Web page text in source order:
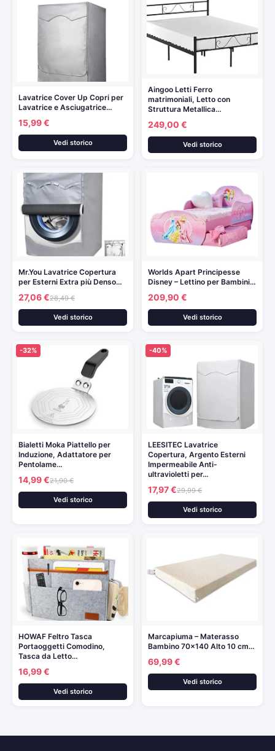
Lavatrice Cover Up Copri per
Lavatrice e Asciugatrice…
15,99 €
Vedi storico
Aingoo Letti Ferro
matrimoniali, Letto con
Struttura Metallica…
249,00 €
Vedi storico
Mr.You Lavatrice Copertura
per Esterni Extra più Denso…
27,06 €28,49 €
Vedi storico
Worlds Apart Principesse
Disney – Lettino per Bambini…
209,90 €
Vedi storico
-32%
Bialetti Moka Piattello per
Induzione, Adattatore per
Pentolame…
14,99 €21,90 €
Vedi storico
-40%
LEESITEC Lavatrice
Copertura, Argento Esterni
Impermeabile Anti-
ultravioletti per…
17,97 €29,99 €
Vedi storico
HOWAF Feltro Tasca
Portaoggetti Comodino,
Tasca da Letto…
16,99 €
Vedi storico
Marcapiuma – Materasso
Bambino 70×140 Alto 10 cm…
69,99 €
Vedi storico